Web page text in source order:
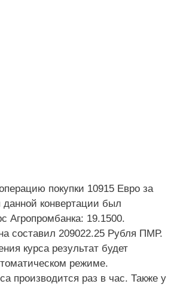
покупки 10915 Евро за
конвертации был
Агропромбанка: 19.1500.
составил 209022.25 Рубля ПМР.
курса результат будет
режиме.
производится раз в час. Также у